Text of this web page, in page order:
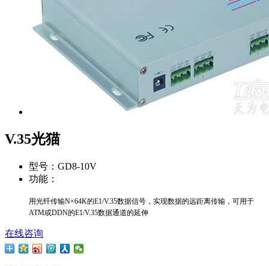
V.35光猫
型号： GD8-10V
功能：
用光纤传输N×64K的E1/V.35数据信号，实现数据的远距离传输，可用于
ATM或DDN的E1/V.35数据通道的延伸
在线咨询